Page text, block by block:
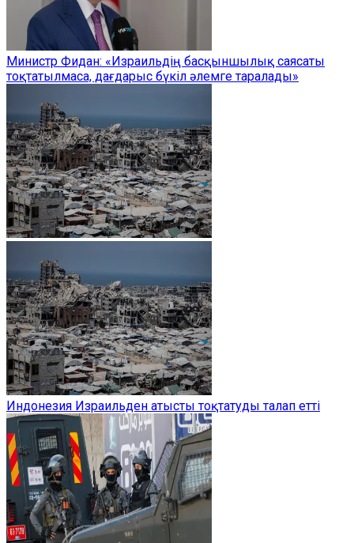
Министр Фидан: «Израильдің басқыншылық саясаты
тоқтатылмаса, дағдарыс бүкіл әлемге таралады»
Индонезия Израильден атысты тоқтатуды талап етті